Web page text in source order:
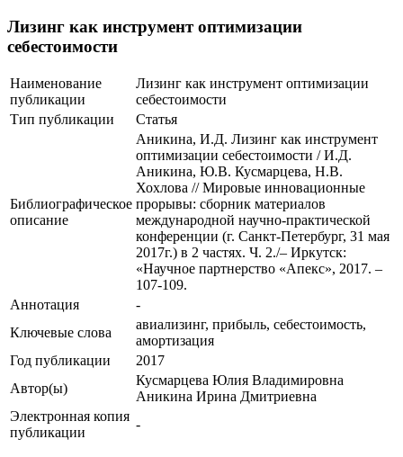
Лизинг как инструмент оптимизации
себестоимости
Наименование
публикации
Лизинг как инструмент оптимизации
себестоимости
Тип публикации
Статья
Библиографическое
описание
Аникина, И.Д. Лизинг как инструмент
оптимизации себестоимости / И.Д.
Аникина, Ю.В. Кусмарцева, Н.В.
Хохлова // Мировые инновационные
прорывы: сборник материалов
международной научно-практической
конференции (г. Санкт-Петербург, 31 мая
2017г.) в 2 частях. Ч. 2./– Иркутск:
«Научное партнерство «Апекс», 2017. –
107-109.
Аннотация
-
Ключевые cлова
авиализинг, прибыль, себестоимость,
амортизация
Год публикации
2017
Автор(ы)
Кусмарцева Юлия Владимировна
Аникина Ирина Дмитриевна
Электронная копия
публикации
-